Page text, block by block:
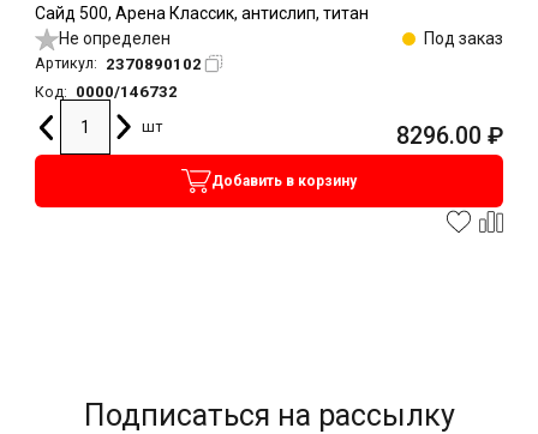
Сайд 500, Арена Классик, антислип, титан
Не определен
Под заказ
Артикул: 2370890102
Код:
0000/146732
шт
8296.00 ₽
Добавить в корзину
Подписаться на рассылку